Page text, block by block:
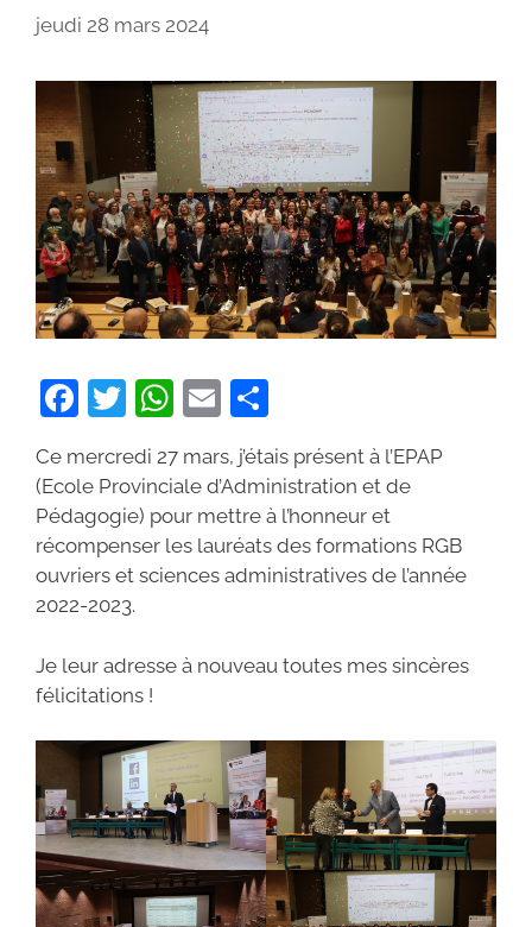
jeudi 28 mars 2024
F
c
e
b
o
o
k
T
itt
er
W
at
s
A
p
E
ai
l
ta
g
er
Ce mercredi 27 mars, j’étais présent à l’EPAP
(Ecole Provinciale d’Administration et de
Pédagogie) pour mettre à l’honneur et
récompenser les lauréats des formations RGB
ouvriers et sciences administratives de l’année
2022-2023.
Je leur adresse à nouveau toutes mes sincères
félicitations !